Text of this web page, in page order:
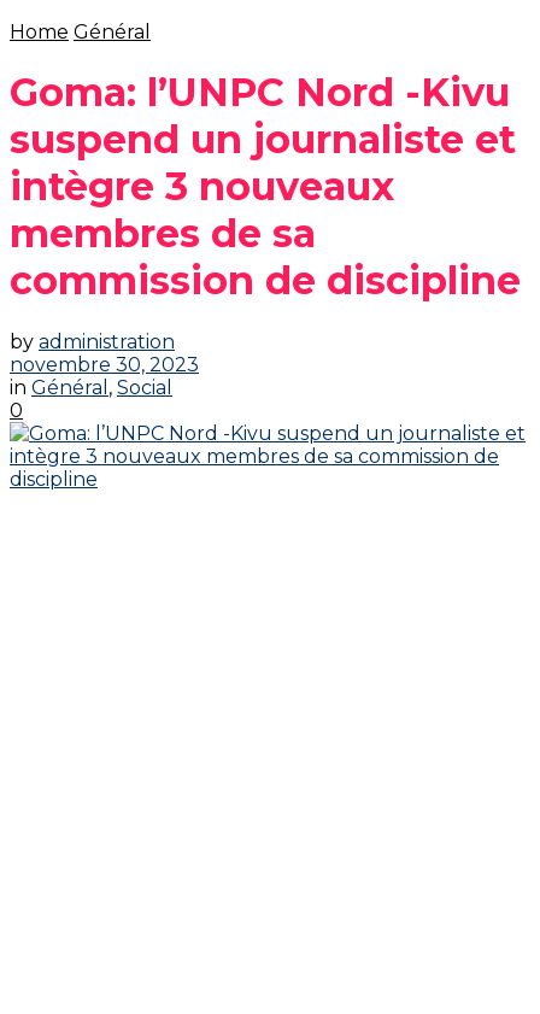
Home Général
Goma: l’UNPC Nord -Kivu
suspend un journaliste et
intègre 3 nouveaux
membres de sa
commission de discipline
by administration
novembre 30, 2023
in Général , Social
0